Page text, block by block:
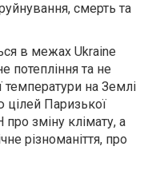
смерть та
в межах Ukraine
потепління та не
на Землі
цілей Паризької
зміну клімату, а
різноманіття, про